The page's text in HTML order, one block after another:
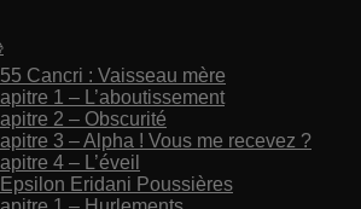
Cancri : Vaisseau mère
1 – L’aboutissement
2 – Obscurité
3 – Alpha ! Vous me recevez ?
4 – L’éveil
Eridani Poussières